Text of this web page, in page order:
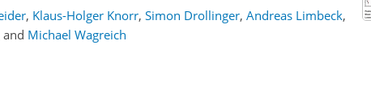
, Klaus-Holger Knorr, Simon Drollinger, Andreas Limbeck,
and Michael Wagreich